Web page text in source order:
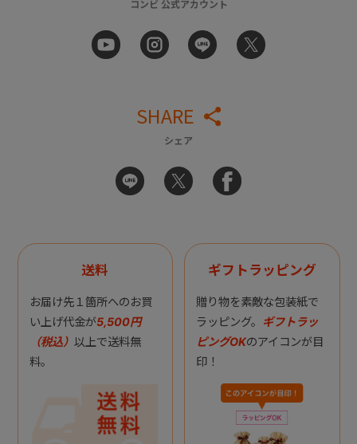
コンビ 公式アカウント
SHARE
シェア
送料
お届け先１箇所へのお買
い上げ代金が5,500円
（税込） 以上で送料無
料。
ギフトラッピング
贈り物を素敵な包装紙で
ラッピング。 ギフトラッ
ピングOKのアイコンが目
印！